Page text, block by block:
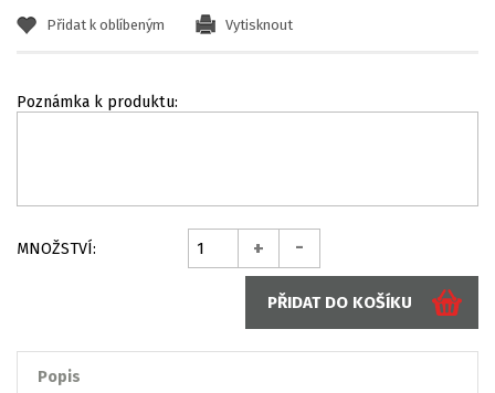
Přidat k oblíbeným Vytisknout
Poznámka k produktu:
MNOŽSTVÍ: + -
Popis